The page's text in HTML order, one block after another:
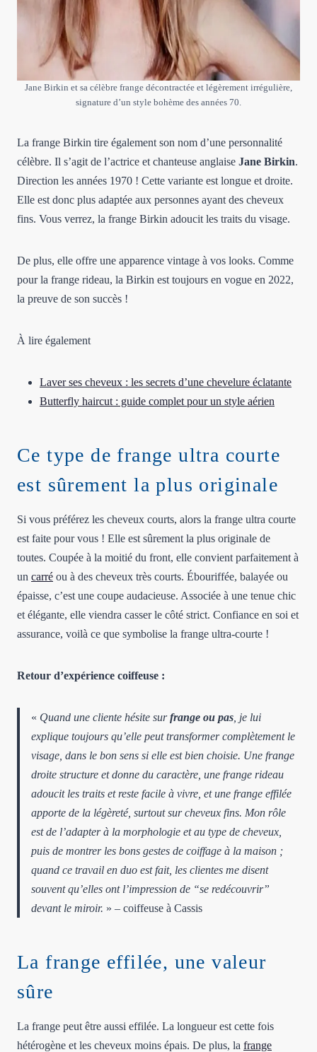
Jane Birkin et sa célèbre frange décontractée et légèrement irrégulière,
signature d’un style bohème des années 70.
La frange Birkin tire également son nom d’une personnalité
célèbre. Il s’agit de l’actrice et chanteuse anglaise Jane Birkin.
Direction les années 1970 ! Cette variante est longue et droite.
Elle est donc plus adaptée aux personnes ayant des cheveux
fins. Vous verrez, la frange Birkin adoucit les traits du visage.
De plus, elle offre une apparence vintage à vos looks. Comme
pour la frange rideau, la Birkin est toujours en vogue en 2022,
la preuve de son succès !
À lire également
Laver ses cheveux : les secrets d’une chevelure éclatante
Butterfly haircut : guide complet pour un style aérien
Ce type de frange ultra courte
est sûrement la plus originale
Si vous préférez les cheveux courts, alors la frange ultra courte
est faite pour vous ! Elle est sûrement la plus originale de
toutes. Coupée à la moitié du front, elle convient parfaitement à
un carré ou à des cheveux très courts. Ébouriffée, balayée ou
épaisse, c’est une coupe audacieuse. Associée à une tenue chic
et élégante, elle viendra casser le côté strict. Confiance en soi et
assurance, voilà ce que symbolise la frange ultra-courte !
Retour d’expérience coiffeuse :
« Quand une cliente hésite surfrange ou pas , je lui
explique toujours qu’elle peut transformer complètement le
visage, dans le bon sens si elle est bien choisie. Une frange
droite structure et donne du caractère, une frange rideau
adoucit les traits et reste facile à vivre, et une frange effilée
apporte de la légèreté, surtout sur cheveux fins. Mon rôle
est de l’adapter à la morphologie et au type de cheveux,
puis de montrer les bons gestes de coiffage à la maison ;
quand ce travail en duo est fait, les clientes me disent
souvent qu’elles ont l’impression de “se redécouvrir”
devant le miroir. » – coiffeuse à Cassis
La frange effilée, une valeur
sûre
La frange peut être aussi effilée. La longueur est cette fois
hétérogène et les cheveux moins épais. De plus, la frange